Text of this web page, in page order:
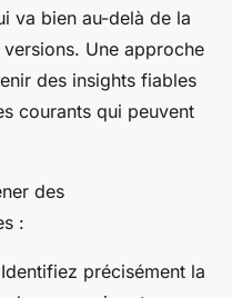
va bien au-delà de la
Une approche
des insights fiables
courants qui peuvent
des
:
précisément la